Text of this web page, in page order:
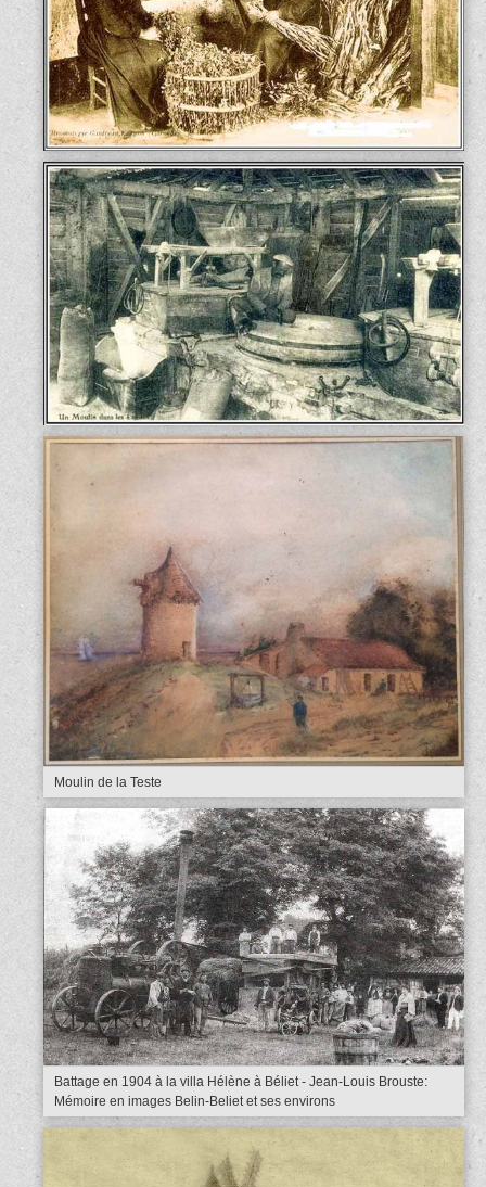
Moulin de la Teste
Battage en 1904 à la villa Hélène à Béliet - Jean-Louis Brouste:
Mémoire en images Belin-Beliet et ses environs